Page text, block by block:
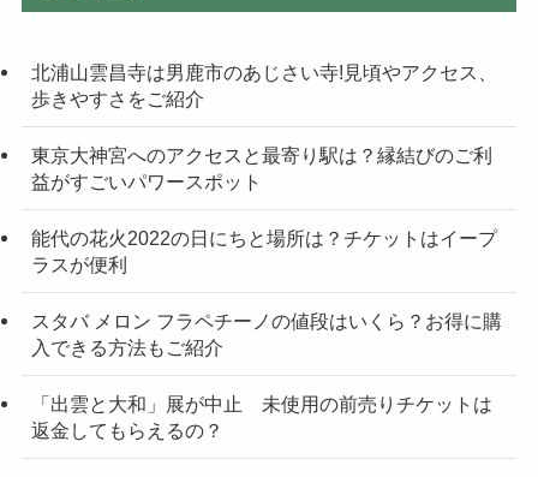
北浦山雲昌寺は男鹿市のあじさい寺!見頃やアクセス、
歩きやすさをご紹介
東京大神宮へのアクセスと最寄り駅は？縁結びのご利
益がすごいパワースポット
能代の花火2022の日にちと場所は？チケットはイープ
ラスが便利
スタバ メロン フラペチーノの値段はいくら？お得に購
入できる方法もご紹介
「出雲と大和」展が中止 未使用の前売りチケットは
返金してもらえるの？